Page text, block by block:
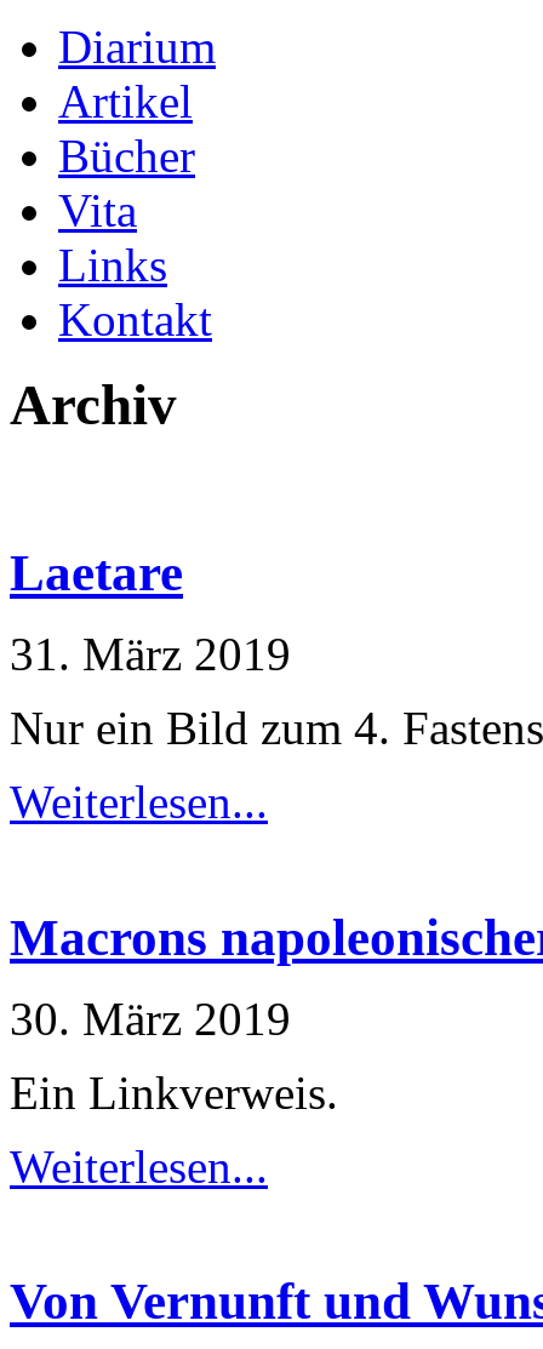
Diarium
Artikel
Bücher
Vita
Links
Kontakt
Archiv
Laetare
31. März 2019
Nur ein Bild zum 4.
Weiterlesen...
Macrons
30. März 2019
Ein Linkverweis.
Weiterlesen...
Von Vernunft und